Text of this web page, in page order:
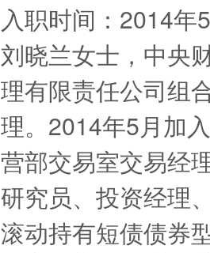
入职时间：2014年
刘晓兰女士，中央
理有限责任公司组
理。2014年5月加
营部交易室交易经
研究员、投资经理
滚动持有短债债券